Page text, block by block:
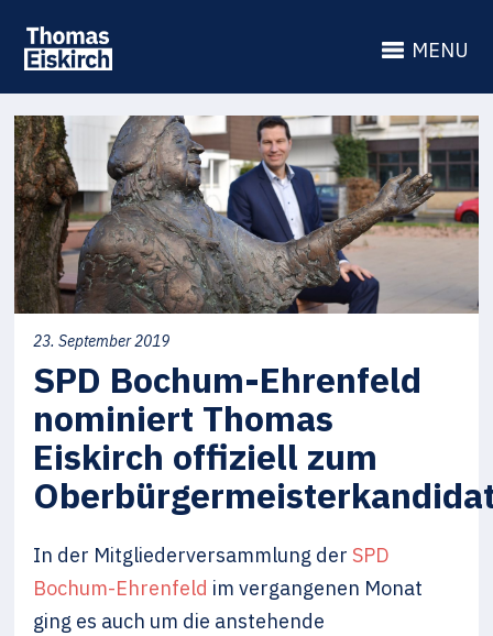
MENU
23. September 2019
SPD Bochum-Ehrenfeld
nominiert Thomas
Eiskirch offiziell zum
In der Mitgliederversammlung der SPD
Bochum-Ehrenfeld im vergangenen Monat
ging es auch um die anstehende